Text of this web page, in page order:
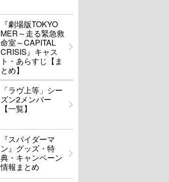
『劇場版TOKYO
MER～走る緊急救
命室～CAPITAL
CRISIS』キャス
ト・あらすじ【ま
とめ】
「ラヴ上等」シー
ズン2メンバー
【一覧】
『スパイダーマ
ン』グッズ・特
典・キャンペーン
情報まとめ